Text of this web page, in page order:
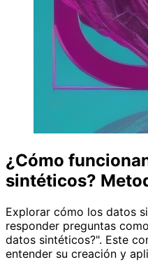
¿Cómo
sintéticos?
Explorar cómo los datos
responder preguntas
datos sintéticos?". Este
entender su creación y